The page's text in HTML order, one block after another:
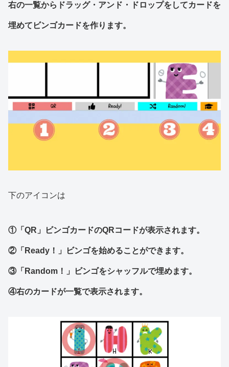
右の一覧からドラッグ・アンド・ドロップをしてカードを
埋めてビンゴカードを作ります。
下のアイコンは
①「QR」ビンゴカードのQRコードが表示されます。
②「Ready！」ビンゴを始めることができます。
③「Random！」ビンゴをシャッフルで埋めます。
④右のカードが一覧で表示されます。